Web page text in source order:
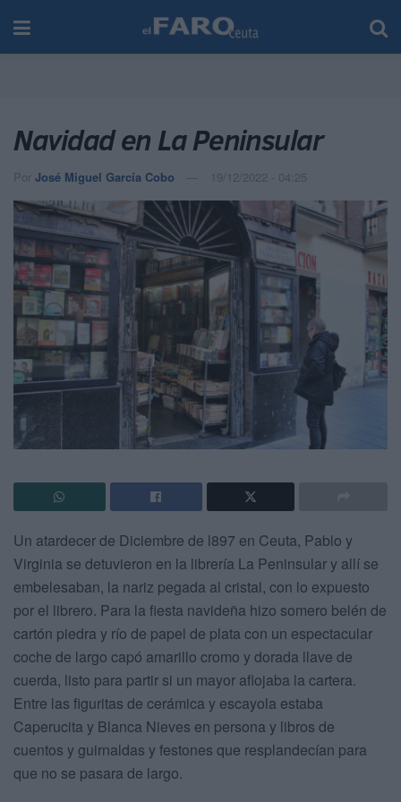
Navidad en La Peninsular
Por José Miguel García Cobo 19/12/2022 - 04:25
Un atardecer de Diciembre de l897 en Ceuta, Pablo y
Virginia se detuvieron en la librería La Peninsular y allí se
embelesaban, la nariz pegada al cristal, con lo expuesto
por el librero. Para la fiesta navideña hizo somero belén de
cartón piedra y río de papel de plata con un espectacular
coche de largo capó amarillo cromo y dorada llave de
cuerda, listo para partir si un mayor aflojaba la cartera.
Entre las figuritas de cerámica y escayola estaba
Caperucita y Blanca Nieves en persona y libros de
cuentos y guirnaldas y festones que resplandecían para
que no se pasara de largo.